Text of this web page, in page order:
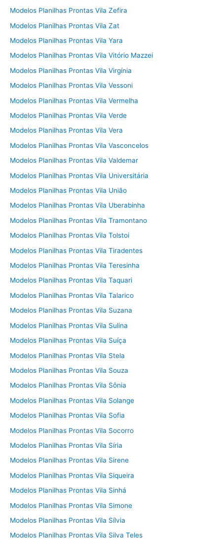
Modelos Planilhas Prontas Vila Zefira
Modelos Planilhas Prontas Vila Zat
Modelos Planilhas Prontas Vila Yara
Modelos Planilhas Prontas Vila Vitório Mazzei
Modelos Planilhas Prontas Vila Virgínia
Modelos Planilhas Prontas Vila Vessoni
Modelos Planilhas Prontas Vila Vermelha
Modelos Planilhas Prontas Vila Verde
Modelos Planilhas Prontas Vila Vera
Modelos Planilhas Prontas Vila Vasconcelos
Modelos Planilhas Prontas Vila Valdemar
Modelos Planilhas Prontas Vila Universitária
Modelos Planilhas Prontas Vila União
Modelos Planilhas Prontas Vila Uberabinha
Modelos Planilhas Prontas Vila Tramontano
Modelos Planilhas Prontas Vila Tolstoi
Modelos Planilhas Prontas Vila Tiradentes
Modelos Planilhas Prontas Vila Teresinha
Modelos Planilhas Prontas Vila Taquari
Modelos Planilhas Prontas Vila Talarico
Modelos Planilhas Prontas Vila Suzana
Modelos Planilhas Prontas Vila Sulina
Modelos Planilhas Prontas Vila Suíça
Modelos Planilhas Prontas Vila Stela
Modelos Planilhas Prontas Vila Souza
Modelos Planilhas Prontas Vila Sônia
Modelos Planilhas Prontas Vila Solange
Modelos Planilhas Prontas Vila Sofia
Modelos Planilhas Prontas Vila Socorro
Modelos Planilhas Prontas Vila Síria
Modelos Planilhas Prontas Vila Sirene
Modelos Planilhas Prontas Vila Siqueira
Modelos Planilhas Prontas Vila Sinhá
Modelos Planilhas Prontas Vila Simone
Modelos Planilhas Prontas Vila Sílvia
Modelos Planilhas Prontas Vila Silva Teles